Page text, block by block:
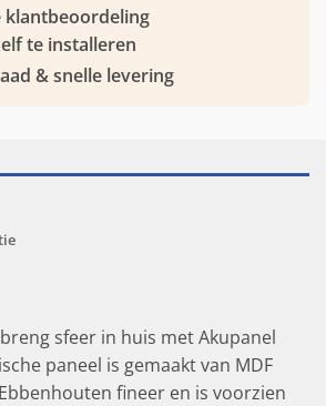
klantbeoordeling
te installeren
& snelle levering
sfeer in huis met Akupanel
paneel is gemaakt van MDF
fineer en is voorzien